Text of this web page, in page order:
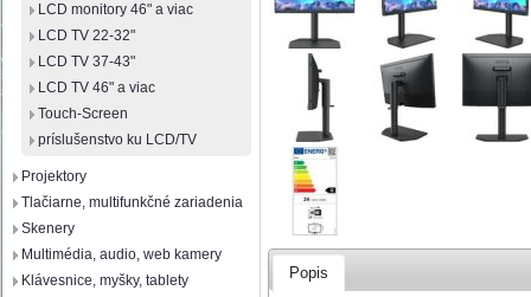
LCD monitory 46" a viac
LCD TV 22-32"
LCD TV 37-43"
LCD TV 46" a viac
Touch-Screen
príslušenstvo ku LCD/TV
Projektory
Tlačiarne, multifunkčné zariadenia
Skenery
Multimédia, audio, web kamery
Klávesnice, myšky, tablety
Popis